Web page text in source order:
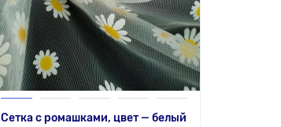
Сетка с ромашками, цвет — белый